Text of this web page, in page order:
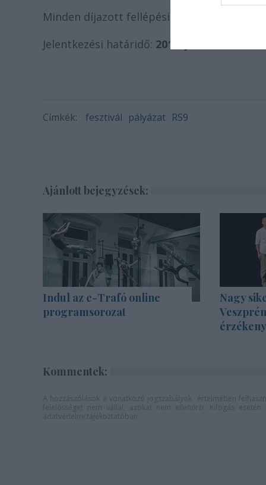
Minden díjazott fellépési lehetőséget kap
Jelentkezési határidő: 2019. január 31
Címkék: fesztivál pályázat RS9
Ajánlott bejegyzések:
Indul az e-Trafó online
programsorozat
Nagy
Kommentek: